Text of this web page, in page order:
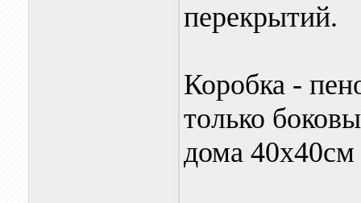
перекрытий.
Коробка -
только
дома